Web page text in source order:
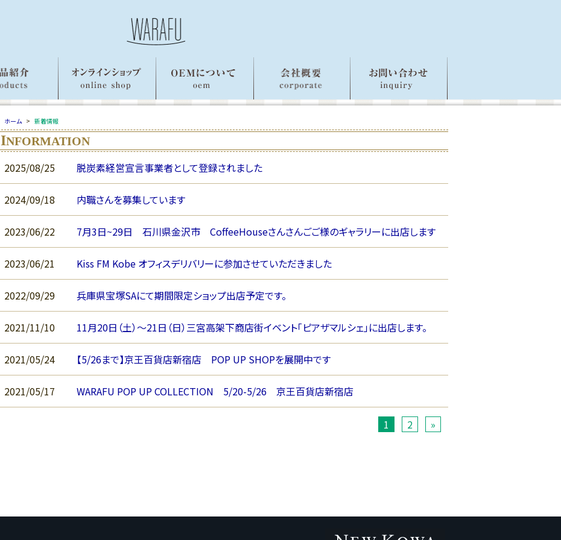
ホーム > 新着情報
INFORMATION
2025/08/25 脱炭素経営宣言事業者として登録されました
2024/09/18 内職さんを募集しています
2023/06/22 7月3日~29日 石川県金沢市 CoffeeHouseさんさんごご様のギャラリーに出店します
2023/06/21 Kiss FM Kobe オフィスデリバリーに参加させていただきました
2022/09/29 兵庫県宝塚SAにて期間限定ショップ出店予定です。
2021/11/10 11月20日（土）～21日（日）三宮高架下商店街イベント「ピアザマルシェ」に出店します。
2021/05/24 【5/26まで】京王百貨店新宿店 POP UP SHOPを展開中です
2021/05/17 WARAFU POP UP COLLECTION 5/20-5/26 京王百貨店新宿店
1 2 »